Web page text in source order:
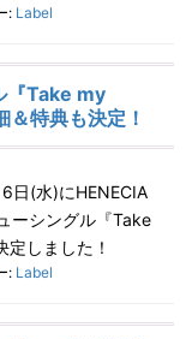
: Label
『Take my
特典も決定！
日(水)にHENECIA
ーシングル『Take
しました！
: Label